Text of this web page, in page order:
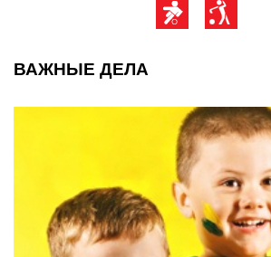
ВАЖНЫЕ ДЕЛА